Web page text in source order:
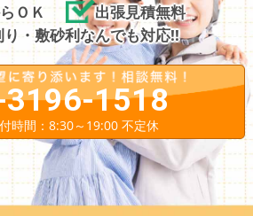
ＯＫ
出張見積無料
・敷砂利なんでも対応!!
1518
時間：8:30～19:00 不定休